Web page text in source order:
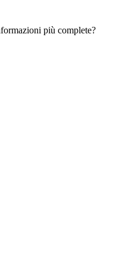
più complete?